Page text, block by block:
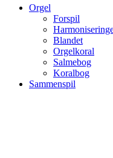
Orgel
Forspil
Blandet
Orgelkoral
Salmebog
Koralbog
Sammenspil